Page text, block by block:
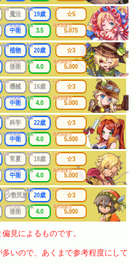
出身
魔法
年齢
19歳
リーチ区分
中衛
連携
3.5
レア
☆5
最大防護力
5.075
出身
植物
年齢
20歳
リーチ区分
後衛
連携
4.0
レア
☆3
最大防護力
5.000
出身
機械
年齢
16歳
リーチ区分
中衛
連携
4.0
レア
☆3
最大防護力
5.000
出身
科学
年齢
22歳
リーチ区分
中衛
連携
4.0
レア
☆3
最大防護力
5.000
出身
常夏
年齢
18歳
リーチ区分
中衛
連携
4.0
レア
☆3
最大防護力
5.000
出身
少数民族
年齢
20歳
リーチ区分
後衛
連携
4.0
レア
☆3
最大防護力
5.000
見によるものです。
いので、あくまで参考程度にして